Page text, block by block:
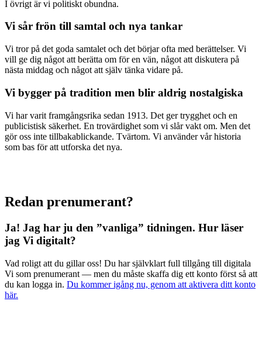
I övrigt är vi politiskt obundna.
Vi sår frön till samtal och nya tankar
Vi tror på det goda samtalet och det börjar ofta med berättelser. Vi
vill ge dig något att berätta om för en vän, något att diskutera på
nästa middag och något att själv tänka vidare på.
Vi bygger på tradition men blir aldrig nostalgiska
Vi har varit framgångsrika sedan 1913. Det ger trygghet och en
publicistisk säkerhet. En trovärdighet som vi slår vakt om. Men det
gör oss inte tillbakablickande. Tvärtom. Vi använder vår historia
som bas för att utforska det nya.
Redan prenumerant?
Ja! Jag har ju den ”vanliga” tidningen. Hur läser
jag Vi digitalt?
Vad roligt att du gillar oss! Du har självklart full tillgång till digitala
Vi som prenumerant — men du måste skaffa dig ett konto först så att
du kan logga in. Du kommer igång nu, genom att aktivera ditt konto
här.